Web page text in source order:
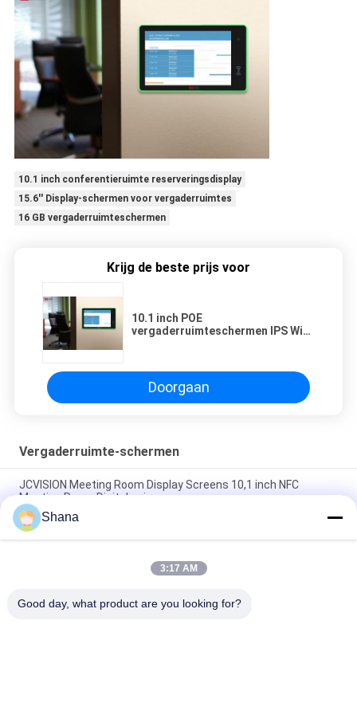
10.1 inch conferentieruimte reserveringsdisplay
15.6'' Display-schermen voor vergaderruimtes
16 GB vergaderruimteschermen
Krijg de beste prijs voor
10.1 inch POE
vergaderruimteschermen IPS WiFi
Doorgaan
Vergaderruimte-schermen
JCVISION Meeting Room Display Screens 10,1 inch NFC
Meeting Room Digitale signage
RJ45 Kamerplanning Touchscreen, IPS Scherm
Vergaderruimte Beschikbaarheidsweergave 10 Inch
LED-licht Conferentieruimte Displays, NFC Poe Meeting Room
Shana
3:17 AM
Good day, what product are you looking for?